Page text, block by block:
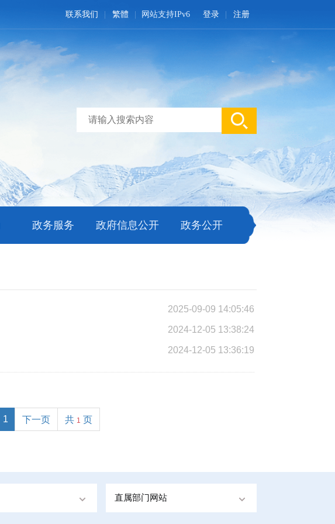
登录 注册
网站支持IPv6
联系我们 繁體
政务服务 政府信息公开 政务公开
2025-09-09 14:05:46
2024-12-05 13:38:24
2024-12-05 13:36:19
1 下一页 共 1 页
直属部门网站